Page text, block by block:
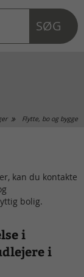
SØG
Flytte, bo og bygge
kan du kontakte
bolig.
i
i